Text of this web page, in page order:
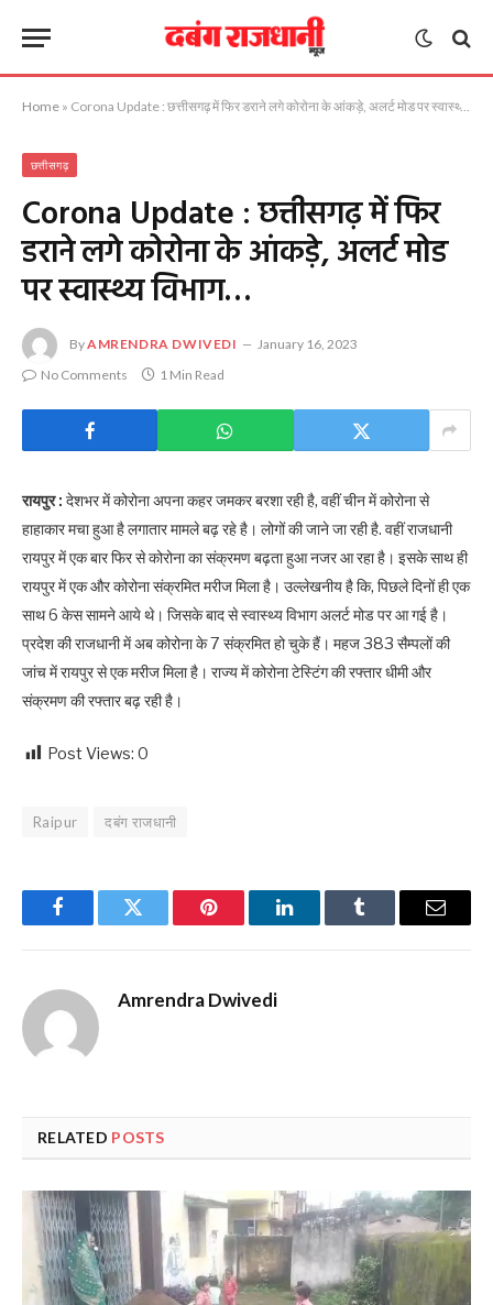
Home » Corona Update : छत्तीसगढ़ में फिर डराने लगे कोरोना के आंकड़े, अलर्ट मोड पर स्वास्थ्य विभाग…
छत्तीसगढ़
Corona Update : छत्तीसगढ़ में फिर
डराने लगे कोरोना के आंकड़े, अलर्ट मोड
पर स्वास्थ्य विभाग…
ByAMRENDRA DWIVEDI
January 16, 2023
No Comments
1 Min Read
रायपुर : देशभर में कोरोना अपना कहर जमकर बरशा रही है, वहीं चीन में कोरोना से
हाहाकार मचा हुआ है लगातार मामले बढ़ रहे है। लोगों की जाने जा रही है. वहीं राजधानी
रायपुर में एक बार फिर से कोरोना का संक्रमण बढ़ता हुआ नजर आ रहा है। इसके साथ ही
रायपुर में एक और कोरोना संक्रमित मरीज मिला है। उल्लेखनीय है कि, पिछले दिनों ही एक
साथ 6 केस सामने आये थे। जिसके बाद से स्वास्थ्य विभाग अलर्ट मोड पर आ गई है।
प्रदेश की राजधानी में अब कोरोना के 7 संक्रमित हो चुके हैं। महज 383 सैम्पलों की
जांच में रायपुर से एक मरीज मिला है। राज्य में कोरोना टेस्टिंग की रफ्तार धीमी और
संक्रमण की रफ्तार बढ़ रही है।
Post Views: 0
Raipur दबंग राजधानी
FacebookTwitter Pinterest LinkedInTumblr Email
Amrendra Dwivedi
RELATED POSTS